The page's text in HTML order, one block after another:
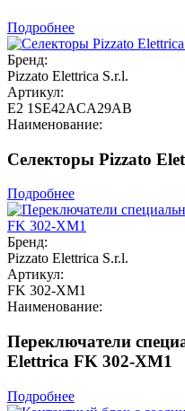
Подробнее
Бренд:
Pizzato Elettrica S.r.l.
Артикул:
E2 1SE42ACA29AB
Наименование:
Селекторы Pizzato
Подробнее
Бренд:
Pizzato Elettrica S.r.l.
Артикул:
FK 302-XM1
Наименование:
Переключатели
Elettrica FK 302-XM1
Подробнее